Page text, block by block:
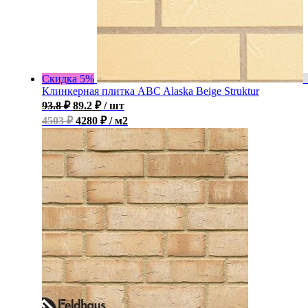
Скидка 5%
Клинкерная плитка ABC Alaska Beige Struktur
93.8₽ 89.2 ₽ / шт
4503 ₽4280 ₽ / м2